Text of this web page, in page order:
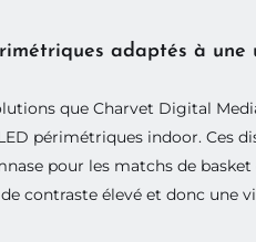
adaptés à
que Charvet Digital
périmétriques indoor. Ces
pour les matchs de
contraste élevé et donc une